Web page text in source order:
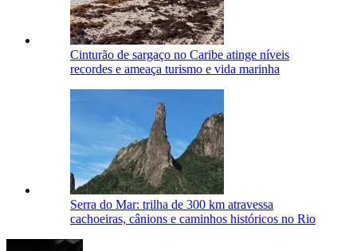
Cinturão de sargaço no Caribe atinge níveis
recordes e ameaça turismo e vida marinha
Serra do Mar: trilha de 300 km atravessa
cachoeiras, cânions e caminhos históricos no Rio